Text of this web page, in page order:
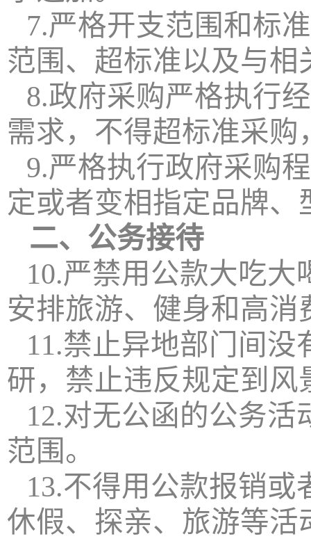
7.严格开支范围和标
范围、超标准以及与
8.政府采购严格执行
需求，不得超标准采
9.严格执行政府采购
定或者变相指定品牌、
二、公务接待
10.严禁用公款大吃
安排旅游、健身和高消
11.禁止异地部门间
研，禁止违反规定到
12.对无公函的公务
范围。
13.不得用公款报销
休假、探亲、旅游等